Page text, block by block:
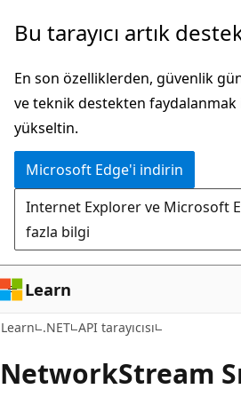
Ana
atla
Sayfa
gezintiye
atla
Bu tarayıcı artık
En son özelliklerden, güvenlik
ve teknik destekten faydalanmak
yükseltin.
Microsoft Edge'i indirin
Internet Explorer ve Microsoft
fazla bilgi
Learn
Learn .NET API tarayıcısı
NetworkStream